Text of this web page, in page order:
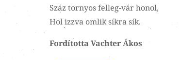
Száz tornyos felleg-vár honol,
Hol izzva omlik síkra sík.
Fordította Vachter Ákos